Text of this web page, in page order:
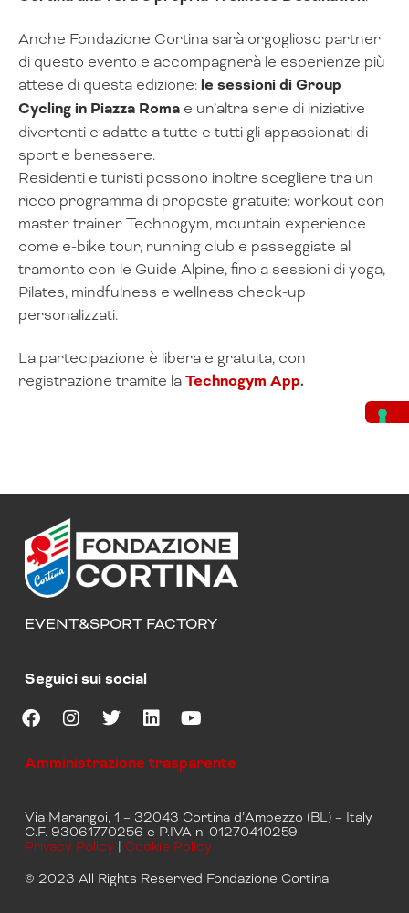
Anche Fondazione Cortina sarà orgoglioso partner
di questo evento e accompagnerà le esperienze più
attese di questa edizione:le sessioni diGroup
Cycling in Piazza Roma e un’altra serie di iniziative
divertenti e adatte a tutte e tutti gli appassionati di
sport e benessere.
Residenti e turisti possono inoltre scegliere tra un
ricco programma di proposte gratuite: workout con
master trainer Technogym, mountain experience
come e-bike tour, running club e passeggiate al
tramonto con le Guide Alpine, fino a sessioni di yoga,
Pilates, mindfulness e wellness check-up
personalizzati.
La partecipazione è libera e gratuita, con
registrazione tramite laTechnogym App.
EVENT&SPORT FACTORY
Seguici sui social
F
c
o
o
I
s
g
r
m
i
e
r
L
n
d
i
u
b
e
Amministrazione trasparente
Via Marangoi, 1 – 32043 Cortina d’Ampezzo (BL) – Italy
C.F. 93061770256 e P.IVA n. 01270410259
Privacy Policy | Cookie Policy
© 2023 All Rights Reserved Fondazione Cortina